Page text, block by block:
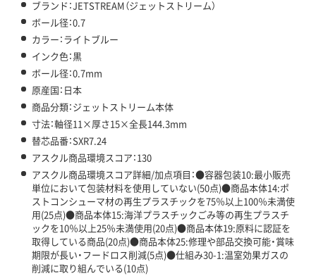
ブランド：JETSTREAM（ジェットストリーム）
ボール径：0.7
カラー：ライトブルー
インク色：黒
ボール径：0.7mm
原産国：日本
商品分類：ジェットストリーム本体
寸法：軸径11×厚さ15×全長144.3mm
替芯品番：SXR7.24
アスクル商品環境スコア：130
アスクル商品環境スコア詳細/加点項目：●容器包装10:最小販売
単位において包装材料を使用していない(50点)●商品本体14:ポ
ストコンシューマ材の再生プラスチックを75％以上100％未満使
用(25点)●商品本体15:海洋プラスチックごみ等の再生プラスチ
ックを10％以上25％未満使用(20点)●商品本体19:原料に認証を
取得している商品(20点)●商品本体25:修理や部品交換可能・賞味
期限が長い・フードロス削減(5点)●仕組み30-1:温室効果ガスの
削減に取り組んでいる(10点)